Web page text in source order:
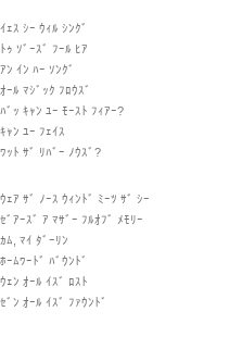
ｲｪｽ ｼｰ ｳｨﾙ ｼﾝｸﾞ
ﾄｩ ｿﾞｰｽﾞ ﾌｰﾙ ﾋｱ
ｱﾝ ｲﾝ ﾊｰ ｿﾝｸﾞ
ｵｰﾙ ﾏｼﾞｯｸ ﾌﾛｳｽﾞ
ﾊﾞｯ ｷｬﾝ ﾕｰ ﾓｰｽﾄ ﾌｨｱｰ?
ｷｬﾝ ﾕｰ ﾌｪｲｽ
ﾜｯﾄ ｻﾞ ﾘﾊﾞｰ ﾉｳｽﾞ?
ｳｪｱ ｻﾞ ﾉｰｽ ｳｨﾝﾄﾞ ﾐｰﾂ ｻﾞ ｼｰ
ｾﾞｱｰｽﾞ ｱ ﾏｻﾞｰ ﾌﾙｵﾌﾞ ﾒﾓﾘｰ
ｶﾑ, ﾏｲ ﾀﾞｰﾘﾝ
ﾎｰﾑﾜｰﾄﾞ ﾊﾞｳﾝﾄﾞ
ｳｪﾝ ｵｰﾙ ｲｽﾞ ﾛｽﾄ
ｾﾞﾝ ｵｰﾙ ｲｽﾞ ﾌｧｳﾝﾄﾞ